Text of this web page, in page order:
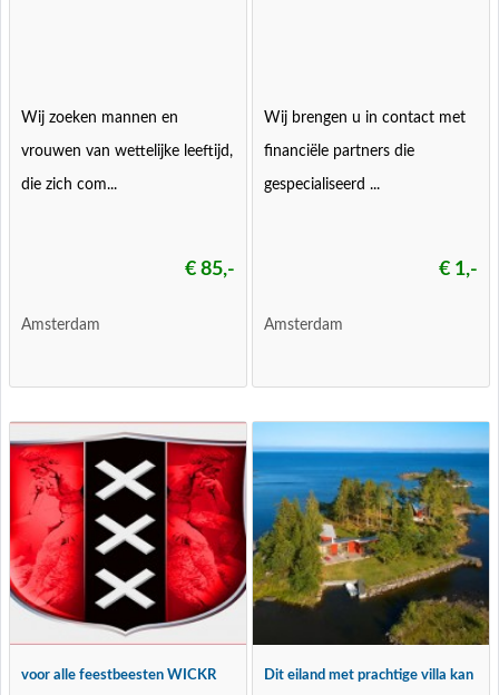
Wij zoeken mannen en
vrouwen van wettelijke leeftijd,
die zich com...
€ 85,-
Amsterdam
Wij brengen u in contact met
financiële partners die
gespecialiseerd ...
€ 1,-
Amsterdam
voor alle feestbeesten WICKR Dit eiland met prachtige villa kan